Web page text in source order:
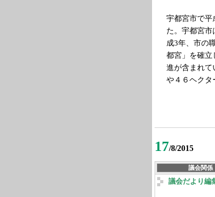
宇都宮市で平
た。宇都宮
成3年、市の
都宮」を確立
進が含まれて
や４６ヘク
17/8/2015
議会関係
議会だより編